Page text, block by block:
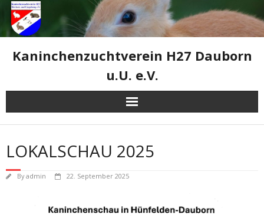
Skip
content
Kaninchenzuchtverein H27 Dauborn
u.U. e.V.
LOKALSCHAU 2025
Byadmin 22. September 2025